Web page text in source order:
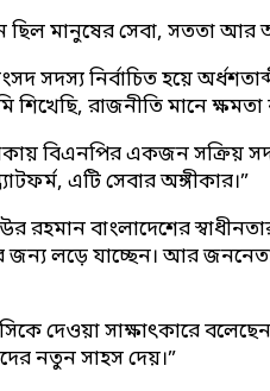
মানুষের সেবা, সততা আর
সদস্য নির্বাচিত হয়ে
শিখেছি, রাজনীতি মানে
বিএনপির একজন সক্রিয়
এটি সেবার অঙ্গীকার।”
রহমান বাংলাদেশের
জন্য লড়ে যাচ্ছেন। আর
দেওয়া সাক্ষাৎকারে
নতুন সাহস দেয়।”